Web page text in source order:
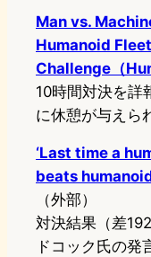
Man vs.
Humanoid
Challenge（
10時間対決を詳
に休憩が与えら
‘Last time a
beats
（外部）
対決結果（差
ドコック氏の発